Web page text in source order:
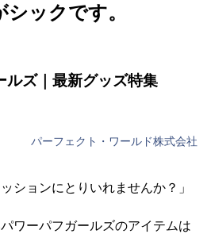
ックです。
ルズ｜最新グッズ特集
パーフェクト・ワールド株式会社
ションにとりいれませんか？」
ワーパフガールズのアイテムは